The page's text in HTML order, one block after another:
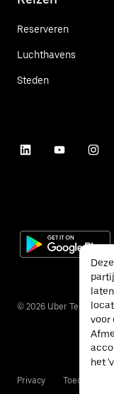
Reserveren
Luchthavens
Steden
© 2026 Uber
Privacy
voor
het